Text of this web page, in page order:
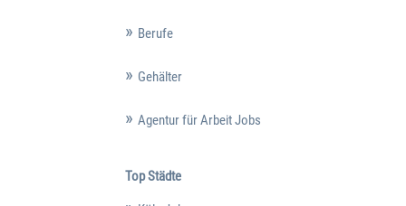
Berufe
Gehälter
Agentur für Arbeit Jobs
Top Städte